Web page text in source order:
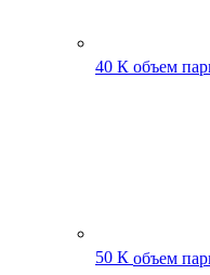
40 К объем
50 К объем